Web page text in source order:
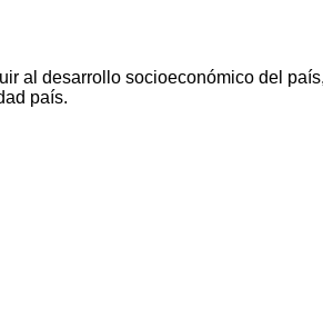
al desarrollo socioeconómico del
país.